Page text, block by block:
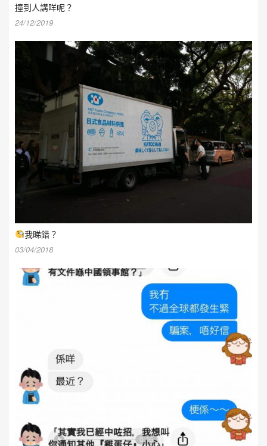
撞到人講咩呢？
24/12/2019
我睇錯？
03/04/2018